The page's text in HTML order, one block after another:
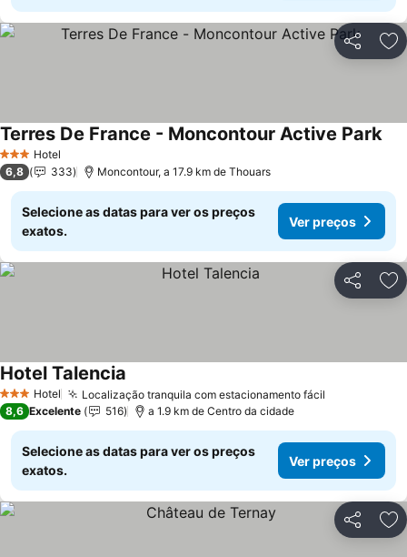
Partilhar
3 EstrelasHotel
Terres De France - Moncontour Active Park
6,8 333 Moncontour, a 17.9 km de Thouars
Selecione as datas para ver os preços
exatos.
Ver preços
Partilhar
3 EstrelasHotel Localização tranquila com estacionamento fácil
Hotel Talencia
8,6 Excelente 516 a 1.9 km de Centro da cidade
Selecione as datas para ver os preços
exatos.
Ver preços
Partilhar